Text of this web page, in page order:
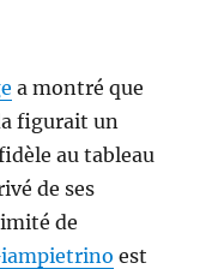
a montré que
figurait un
au tableau
de ses
de
est